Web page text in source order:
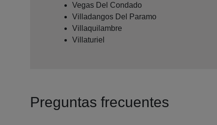
Vegas Del Condado
Villadangos Del Paramo
Villaquilambre
Villaturiel
Preguntas frecuentes